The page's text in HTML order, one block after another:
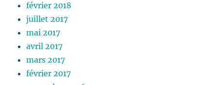
février 2018
juillet 2017
mai 2017
avril 2017
mars 2017
février 2017